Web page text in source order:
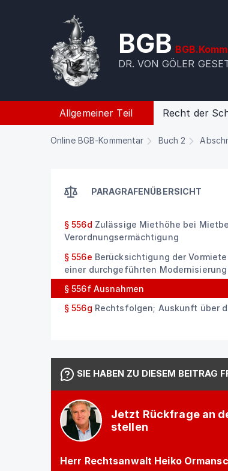
BGB
DR. VON GÖLER
Allgemeiner Teil Recht der
Online BGB-Kommentar Buch 2
PARAGRAFENÜBERSICHT
§ 556d Zulässige Miethöhe bei
Verordnungsermächtigung
§ 556e Berücksichtigung der
einer durchgeführten Modernisierung
§ 556f Ausnahmen
§ 556g Rechtsfolgen; Auskunft über
SIE HABEN ZU DIESEM BEITRAG
Jetzt Rückfrage an
stellen
Herr Rechtsanwalt Heiko